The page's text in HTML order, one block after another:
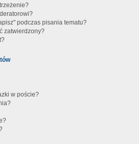
podczas pisania tematu?
zatwierdzony?
w poście?